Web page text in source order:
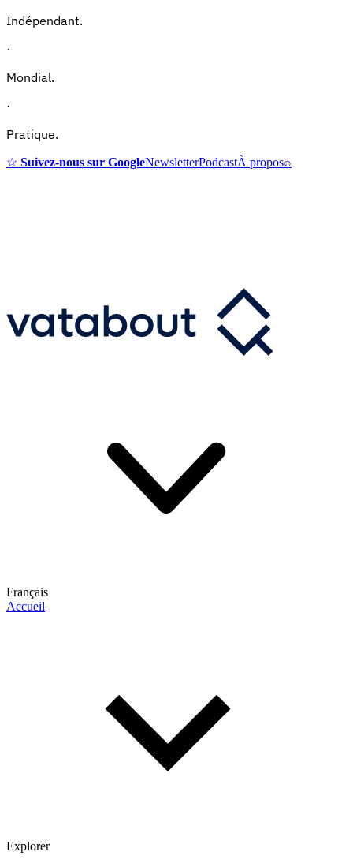
Indépendant.
·
Mondial.
·
Pratique.
☆ Suivez-nous sur GoogleNewsletterPodcastÀ propos⌕
Français
Accueil
Explorer